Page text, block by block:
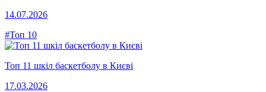
14.07.2026
#Топ 10
Топ 11 шкіл баскетболу в Києві
17.03.2026